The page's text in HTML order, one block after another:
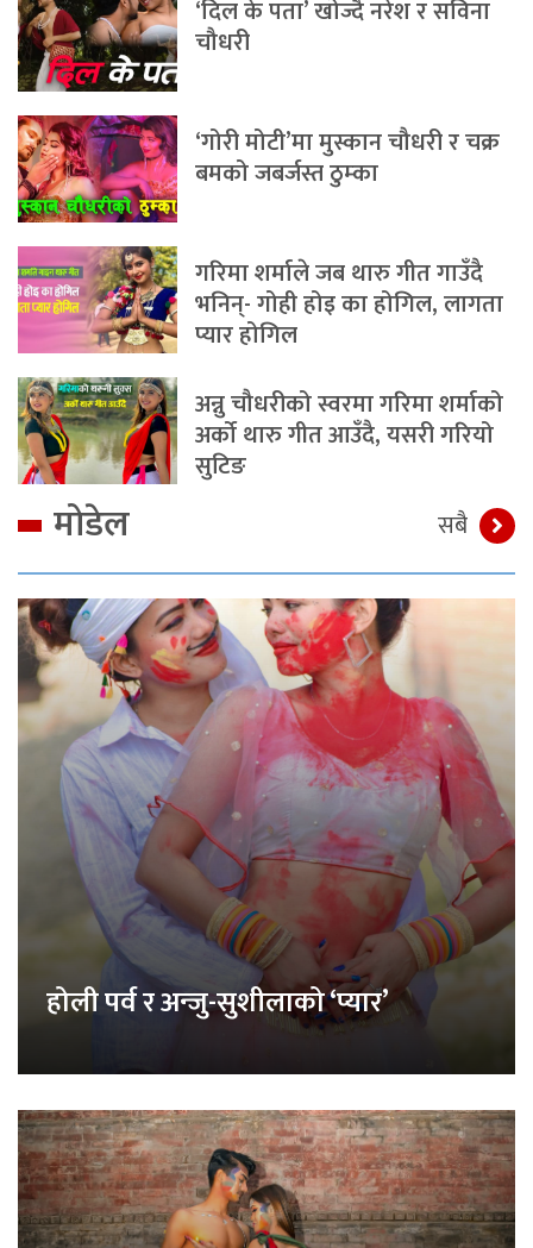
‘दिल के पता’ खोज्दै नरेश र सविना
चौधरी
‘गोरी मोटी’मा मुस्कान चौधरी र चक्र
बमको जबर्जस्त ठुम्का
गरिमा शर्माले जब थारु गीत गाउँदै
भनिन्- गोही होइ का होगिल, लागता
प्यार होगिल
अन्नु चौधरीको स्वरमा गरिमा शर्माको
अर्को थारु गीत आउँदै, यसरी गरियो
सुटिङ
मोडेल सबै
होली पर्व र अन्जु-सुशीलाको ‘प्यार’